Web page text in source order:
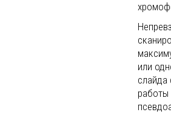
или
работы